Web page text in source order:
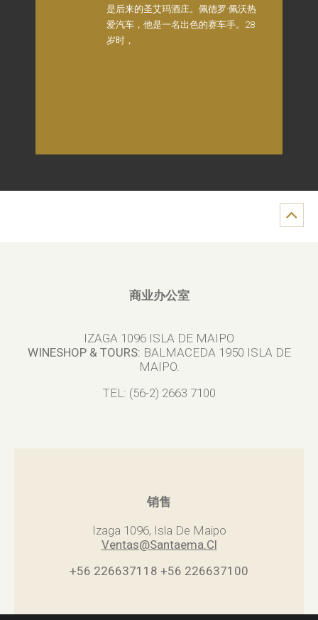
是后来的圣艾玛酒庄。佩德罗·佩沃热
爱汽车，他是一名出色的赛车手。28
岁时，
商业办公室
IZAGA 1096 ISLA DE MAIPO
WINESHOP & TOURS: BALMACEDA 1950 ISLA DE
MAIPO.
TEL: (56-2) 2663 7100
销售
Izaga 1096, Isla De Maipo
Ventas@Santaema.Cl
+56 226637118 +56 226637100